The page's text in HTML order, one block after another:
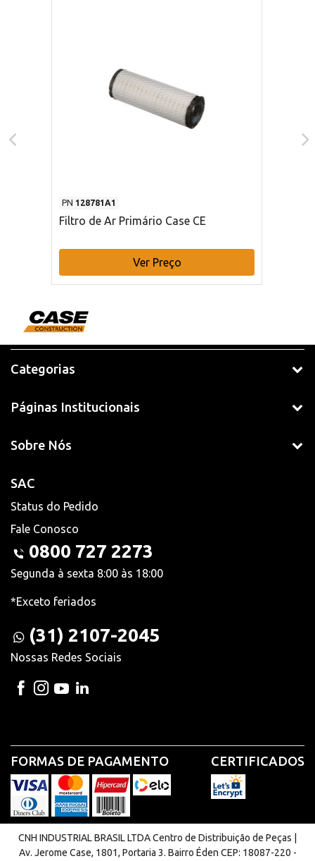
PN 128781A1
Filtro de Ar Primário Case CE
Ver Preço
Categorias
Páginas Institucionais
Sobre Nós
SAC
Status do Pedido
Fale Conosco
0800 727 2273
Segunda à sexta 8:00 às 18:00
*Exceto feriados
(31) 2107-2045
Nossas Redes Sociais
FORMAS DE PAGAMENTO CERTIFICADOS
CNH INDUSTRIAL BRASIL LTDA Centro de Distribuição de Peças |
Av. Jerome Case, 1801, Portaria 3. Bairro Éden CEP: 18087-220 -